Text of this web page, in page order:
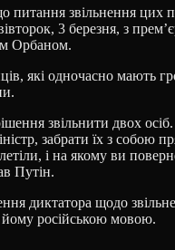
питання звільнення цих
3 березня, з
Орбаном.
які одночасно мають
звільнити двох
забрати їх з собою
і на якому ви
Путін.
диктатора щодо
йому російською мовою.